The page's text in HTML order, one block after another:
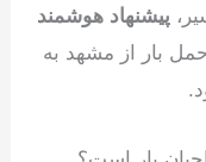
پیشنهاد هوشمند
بار از مشهد به